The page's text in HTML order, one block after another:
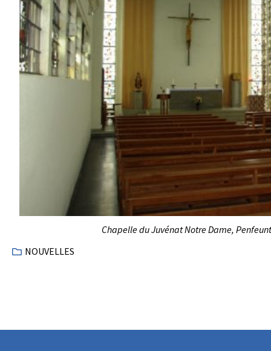
Chapelle du Juvénat Notre Dame,
NOUVELLES